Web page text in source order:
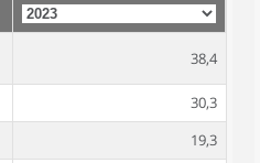
38,4
30,3
19,3